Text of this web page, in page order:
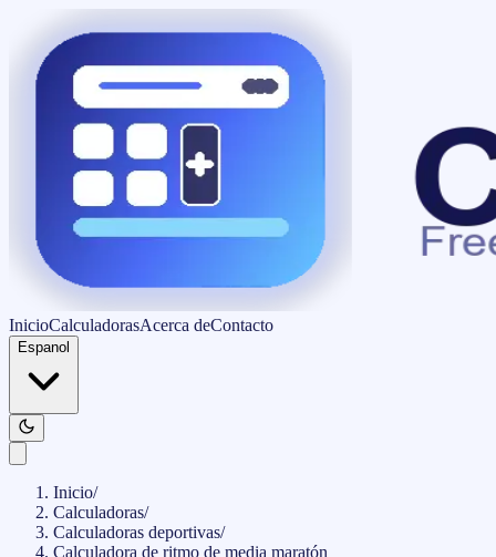
InicioCalculadorasAcerca deContacto
Espanol
Inicio/
Calculadoras/
Calculadoras deportivas/
Calculadora de ritmo de media maratón